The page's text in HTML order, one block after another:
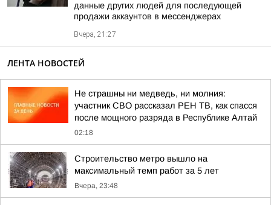
данные других людей для последующей
продажи аккаунтов в мессенджерах
Вчера, 21:27
ЛЕНТА НОВОСТЕЙ
Не страшны ни медведь, ни молния:
участник СВО рассказал РЕН ТВ, как спасся
после мощного разряда в Республике Алтай
02:18
Строительство метро вышло на
максимальный темп работ за 5 лет
Вчера, 23:48